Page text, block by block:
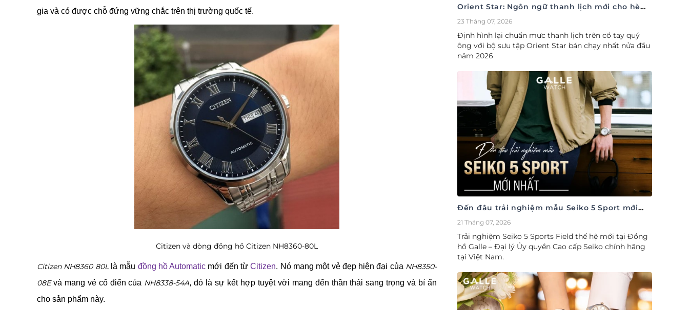
gia và có được chỗ đứng vững chắc trên thị trường quốc tế.
Citizen và dòng đồng hồ Citizen NH8360-80L
Citizen NH8360 80Llà mẫu đồng hồ Automatic mới đến từCitizen. Nó mang một vẻ đẹp hiện đại của NH8350-
08Evà mang vẻ cổ điển của NH8338-54A, đó là sự kết hợp tuyệt vời mang đến thần thái sang trọng và bí ẩn
cho sản phẩm này.
Orient Star: Ngôn ngữ thanh lịch mới cho hè
2026
23 Tháng 07, 2026
Định hình lại chuẩn mực thanh lịch trên cổ tay quý
ông với bộ sưu tập Orient Star bán chạy nhất nửa đầu
năm 2026
Đến đâu trải nghiệm mẫu Seiko 5 Sport mới
nhất
21 Tháng 07, 2026
Trải nghiệm Seiko 5 Sports Field thế hệ mới tại Đồng
hồ Galle – Đại lý Ủy quyền Cao cấp Seiko chính hãng
tại Việt Nam.